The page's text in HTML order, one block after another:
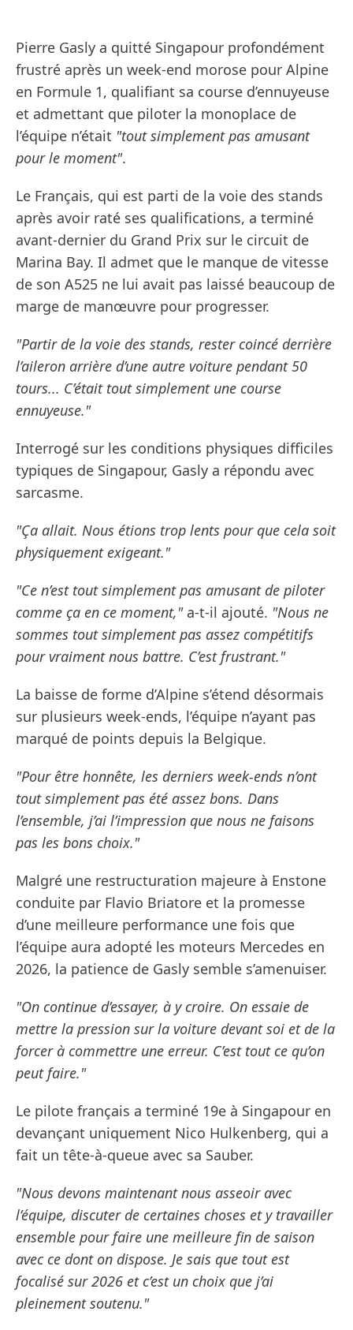
Pierre Gasly a quitté Singapour profondément
frustré après un week-end morose pour Alpine
en Formule 1, qualifiant sa course d’ennuyeuse
et admettant que piloter la monoplace de
l’équipe n’était "tout simplement pas amusant
pour le moment".
Le Français, qui est parti de la voie des stands
après avoir raté ses qualifications, a terminé
avant-dernier du Grand Prix sur le circuit de
Marina Bay. Il admet que le manque de vitesse
de son A525 ne lui avait pas laissé beaucoup de
marge de manœuvre pour progresser.
"Partir de la voie des stands, rester coincé derrière
l’aileron arrière d’une autre voiture pendant 50
tours... C’était tout simplement une course
ennuyeuse."
Interrogé sur les conditions physiques difficiles
typiques de Singapour, Gasly a répondu avec
sarcasme.
"Ça allait. Nous étions trop lents pour que cela soit
physiquement exigeant."
"Ce n’est tout simplement pas amusant de piloter
comme ça en ce moment,"a-t-il ajouté. "Nous ne
sommes tout simplement pas assez compétitifs
pour vraiment nous battre. C’est frustrant."
La baisse de forme d’Alpine s’étend désormais
sur plusieurs week-ends, l’équipe n’ayant pas
marqué de points depuis la Belgique.
"Pour être honnête, les derniers week-ends n’ont
tout simplement pas été assez bons. Dans
l’ensemble, j’ai l’impression que nous ne faisons
pas les bons choix."
Malgré une restructuration majeure à Enstone
conduite par Flavio Briatore et la promesse
d’une meilleure performance une fois que
l’équipe aura adopté les moteurs Mercedes en
2026, la patience de Gasly semble s’amenuiser.
"On continue d’essayer, à y croire. On essaie de
mettre la pression sur la voiture devant soi et de la
forcer à commettre une erreur. C’est tout ce qu’on
peut faire."
Le pilote français a terminé 19e à Singapour en
devançant uniquement Nico Hulkenberg, qui a
fait un tête-à-queue avec sa Sauber.
"Nous devons maintenant nous asseoir avec
l’équipe, discuter de certaines choses et y travailler
ensemble pour faire une meilleure fin de saison
avec ce dont on dispose. Je sais que tout est
focalisé sur 2026 et c’est un choix que j’ai
pleinement soutenu."